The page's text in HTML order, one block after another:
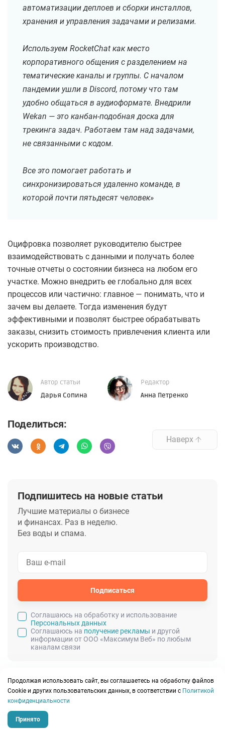
автоматизации деплоев и сборки инсталлов,
хранения и управления задачами и релизами.
Используем RocketChat как место
корпоративного общения с разделением на
тематические каналы и группы. С началом
пандемии ушли в Discord, потому что там
удобно общаться в аудиоформате. Внедрили
Wekan — это канбан-подобная доска для
трекинга задач. Работаем там над задачами,
не связанными с кодом.
Все это помогает работать и
синхронизироваться удаленно команде, в
которой почти пятьдесят человек»
Оцифровка позволяет руководителю быстрее
взаимодействовать с данными и получать более
точные отчеты о состоянии бизнеса на любом его
участке. Можно внедрить ее глобально для всех
процессов или частично: главное — понимать, что и
зачем вы делаете. Тогда изменения будут
эффективными и позволят быстрее обрабатывать
заказы, снизить стоимость привлечения клиента или
ускорить производство.
Автор статьи
Дарья Сопина
Редактор
Анна Петренко
Поделиться:
Наверх
Подпишитесь на новые статьи
Лучшие материалы о бизнесе
и финансах. Раз в неделю.
Без воды и спама.
Подписаться
Cоглашаюсь на обработку и использование
Персональных данных
Соглашаюсь на получение рекламы и другой
информации от ООО «Максимум Веб» по любым
каналам связи
Читайте также:
Продолжая использовать сайт, вы соглашаетесь на обработку файлов
Сookie и других пользовательских данных, в соответствии с Политикой
конфиденциальности
Принято